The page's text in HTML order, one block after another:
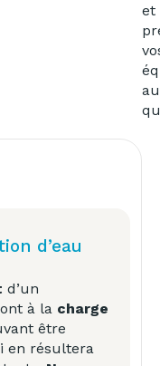
et
au
d’eau
d’un
à la charge
être
en résultera